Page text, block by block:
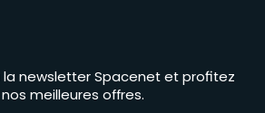
newsletter Spacenet et profitez
meilleures offres.